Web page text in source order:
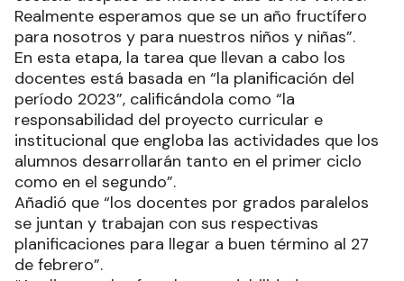
Realmente esperamos que se un año fructífero
para nosotros y para nuestros niños y niñas”.
En esta etapa, la tarea que llevan a cabo los
docentes está basada en “la planificación del
período 2023”, calificándola como “la
responsabilidad del proyecto curricular e
institucional que engloba las actividades que los
alumnos desarrollarán tanto en el primer ciclo
como en el segundo”.
Añadió que “los docentes por grados paralelos
se juntan y trabajan con sus respectivas
planificaciones para llegar a buen término al 27
de febrero”.